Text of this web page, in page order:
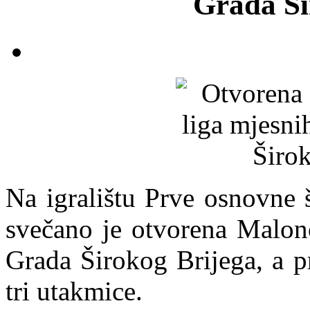
Na igralištu Prve
svečano je otvorena
Grada Širokog Brijega, a
tri utakmice.